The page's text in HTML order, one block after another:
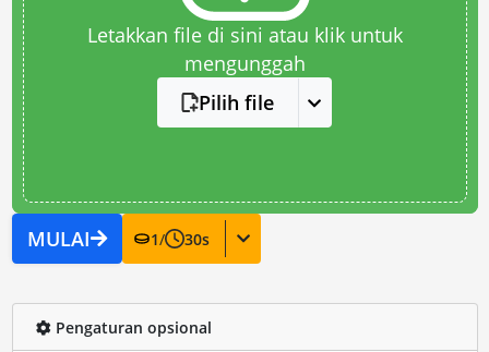
Letakkan file di sini atau klik untuk
mengunggah
Pilih file
MULAI 1/ 30s
Pengaturan opsional